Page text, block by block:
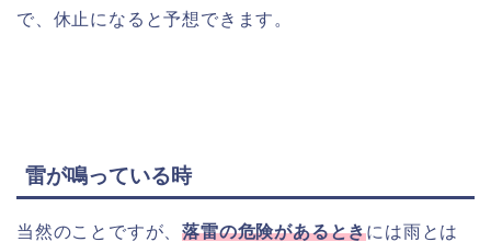
で、休止になると予想できます。
雷が鳴っている時
当然のことですが、落雷の危険があるときには雨とは